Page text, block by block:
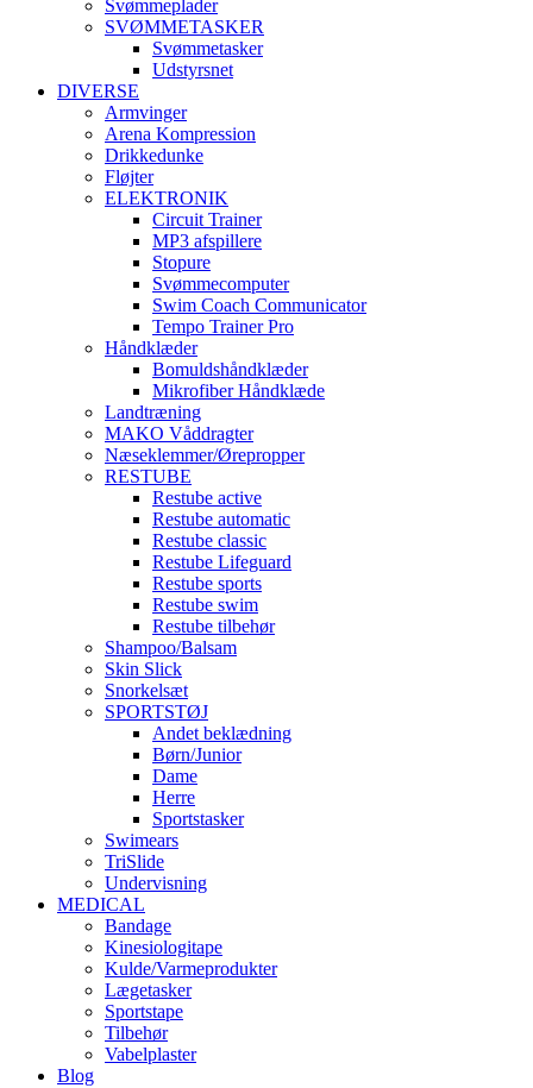
Svømmeplader
SVØMMETASKER
Svømmetasker
Udstyrsnet
DIVERSE
Armvinger
Arena Kompression
Drikkedunke
Fløjter
ELEKTRONIK
Circuit Trainer
MP3 afspillere
Stopure
Svømmecomputer
Swim Coach Communicator
Tempo Trainer Pro
Håndklæder
Bomuldshåndklæder
Mikrofiber Håndklæde
Landtræning
MAKO Våddragter
Næseklemmer/Ørepropper
RESTUBE
Restube active
Restube automatic
Restube classic
Restube Lifeguard
Restube sports
Restube swim
Restube tilbehør
Shampoo/Balsam
Skin Slick
Snorkelsæt
SPORTSTØJ
Andet beklædning
Børn/Junior
Dame
Herre
Sportstasker
Swimears
TriSlide
Undervisning
MEDICAL
Bandage
Kinesiologitape
Kulde/Varmeprodukter
Lægetasker
Sportstape
Tilbehør
Vabelplaster
Blog